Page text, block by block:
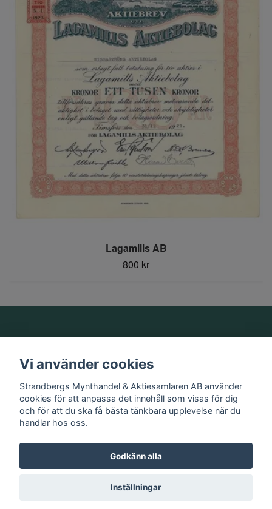
Lagamills AB
800 kr
Information
Sociala medier
© 2026 Strandbergs Mynthandel & Aktiesamlaren AB
Vi använder cookies
Strandbergs Mynthandel & Aktiesamlaren AB använder
cookies för att anpassa det innehåll som visas för dig
och för att du ska få bästa tänkbara upplevelse när du
handlar hos oss.
Godkänn alla
Inställningar